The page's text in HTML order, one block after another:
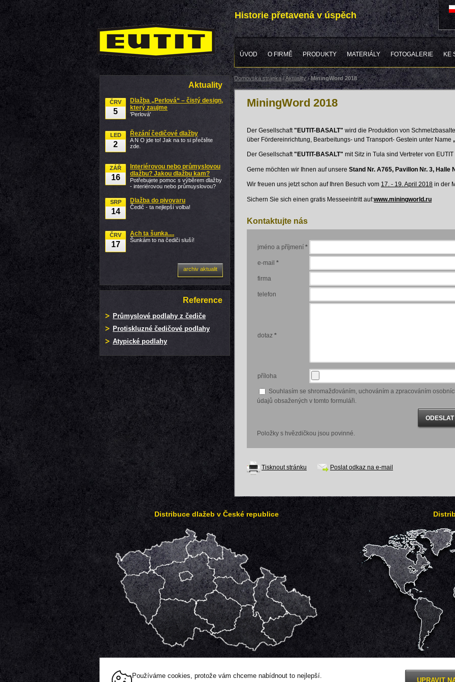
Historie přetavená v úspěch
ÚVOD O FIRMĚ PRODUKTY MATERIÁLY FOTOGALERIE KE
Domovská stránka/Aktuality/MiningWord 2018
MiningWord 2018
Der Gesellschaft "EUTIT-BASALT" wird die Produktion von
über Fördereinrichtung, Bearbeitungs- und Transport- Gestein unter Name
Der Gesellschaft "EUTIT-BASALT" mit Sitz in Tula sind Vertreter von
Gerne möchten wir Ihnen auf unsere Stand Nr. A765, Pavillon Nr. 3, Halle
Wir freuen uns jetzt schon auf Ihren Besuch vom 17. - 19. April 2018 in der
Sichern Sie sich einen gratis Messeeintritt auf:www.miningworld.ru
Kontaktujte nás
jméno a příjmení *
e-mail *
firma
telefon
dotaz *
příloha
Souhlasím se shromažďováním, uchováním a zpracováním
údajů obsažených v tomto formuláři.
Položky s hvězdičkou jsou povinné.
Tisknout stránku Poslat odkaz na e-mail
Aktuality
ČRV
5
Dlažba „Perlová“ – čistý design,
který zaujme
'Perlová'
LED
2
Řezání čedičové dlažby
A N O jde to! Jak na to si přečtěte
zde.
ZÁŘ
16
Interiérovou nebo průmyslovou
dlažbu? Jakou dlažbu kam?
Potřebujete pomoc s výběrem dlažby
- interiérovou nebo průmuyslovou?
SRP
14
Dlažba do pivovaru
Čedič - ta nejlepší volba!
ČRV
17
Ach ta šunka....
Šunkám to na čediči sluší!
archiv aktualit
Reference
Průmyslové podlahy z čediče
Protiskluzné čedičové podlahy
Atypické podlahy
Distribuce dlažeb v České republice
Používáme cookies, protože vám chceme nabídnout to nejlepší.
UPRAVIT